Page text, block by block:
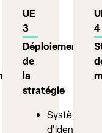
UE
3
Déploiement
de
la
stratégie
Système
d'identité
4